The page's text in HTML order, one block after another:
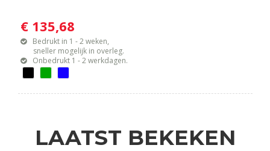
€ 135,68
Bedrukt in 1 - 2 weken,
sneller mogelijk in overleg.
Onbedrukt 1 - 2 werkdagen.
LAATST BEKEKEN